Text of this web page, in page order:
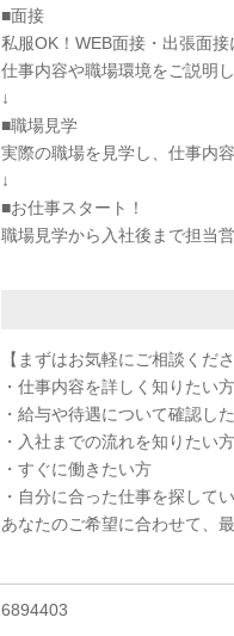
■面接
私服OK！WEB面接・出張面接
仕事内容や職場環境をご説明し
↓
■職場見学
実際の職場を見学し、仕事内
↓
■お仕事スタート！
職場見学から入社後まで担当
【まずはお気軽にご相談くださ
・仕事内容を詳しく知りたい方
・給与や待遇について確認し
・入社までの流れを知りたい方
・すぐに働きたい方
・自分に合った仕事を探して
あなたのご希望に合わせて、
6894403